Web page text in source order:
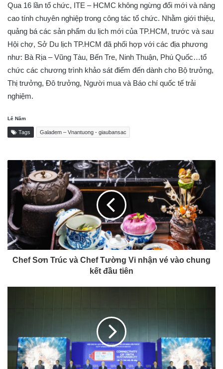
Qua 16 lần tổ chức, ITE – HCMC không ngừng đổi mới và nâng
cao tính chuyên nghiệp trong công tác tổ chức. Nhằm giới thiệu,
quảng bá các sản phẩm du lịch mới của TP.HCM, trước và sau
Hội chợ, Sở Du lịch TP.HCM đã phối hợp với các địa phương
như: Bà Rịa – Vũng Tàu, Bến Tre, Ninh Thuận, Phú Quốc…tổ
chức các chương trình khảo sát điểm đến dành cho Bộ trưởng,
Thị trưởng, Đô trưởng, Người mua và Báo chí quốc tế trải
nghiệm.
Lê Năm
Tags Galadem – Vnantuong - giaubansac
Chef Sơn Trúc và Chef Tường Vi nhận vé vào chung
kết đầu tiên